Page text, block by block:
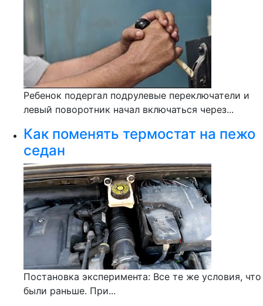
Ребенок подергал подрулевые переключатели и
левый поворотник начал включаться через...
Как поменять термостат на пежо
седан
Постановка эксперимента: Все те же условия, что
были раньше. При...